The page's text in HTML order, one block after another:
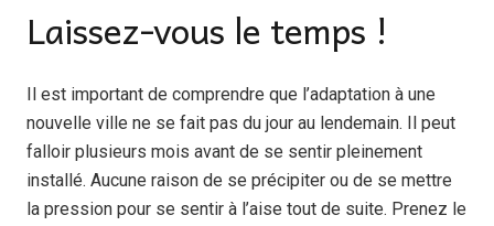
Laissez-vous le temps !
Il est important de comprendre que l’adaptation à une
nouvelle ville ne se fait pas du jour au lendemain. Il peut
falloir plusieurs mois avant de se sentir pleinement
installé. Aucune raison de se précipiter ou de se mettre
la pression pour se sentir à l’aise tout de suite. Prenez le